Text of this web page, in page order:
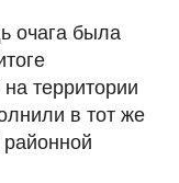
очага была
территории
в тот же